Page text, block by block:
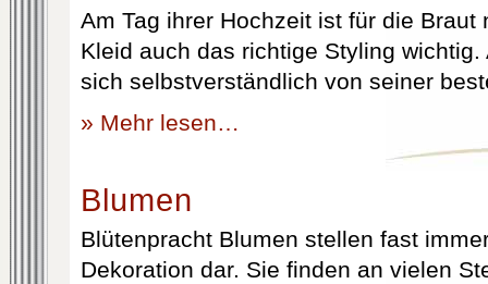
Am Tag ihrer Hochzeit ist für die Braut
Kleid auch das richtige Styling
sich selbstverständlich von seiner
» Mehr lesen…
Blumen
Blütenpracht Blumen stellen fast
Dekoration dar. Sie finden an vielen